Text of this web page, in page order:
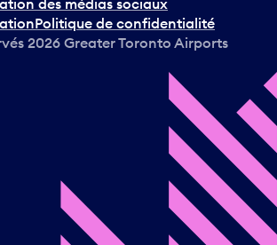
des médias sociaux
Politique de confidentialité
2026 Greater Toronto Airports